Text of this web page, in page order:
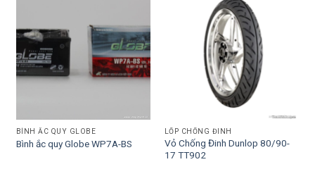
BÌNH ẮC QUY GLOBE
Bình ắc quy Globe WP7A-BS
LỐP CHỐNG ĐINH
Vỏ Chống Đinh Dunlop 80/90-
17 TT902